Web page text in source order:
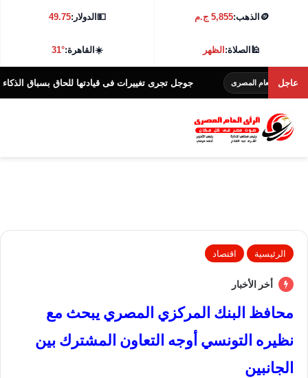
🪙 الذهب:5,855 ج.م 💵الدولار:49.75
🕌الصلاة:الظهر ☀️القاهرة:31°
عاجل
المصرى جوجل تجرى تغييرات فى قيادتها للحاق بسباق الذكاء الاصطناعى
الرئيسية اقتصاد
أخر الأخبار
محافظ البنك المركزي المصري يبحث مع
نظيره التونسي أوجه التعاون المشترك بين
الجانبين